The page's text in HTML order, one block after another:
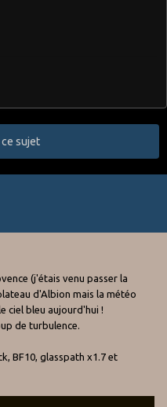
sujet
(j'étais venu passer la
d'Albion mais la météo
ciel bleu aujourd'hui !
de turbulence.
BF10, glasspath x1.7 et